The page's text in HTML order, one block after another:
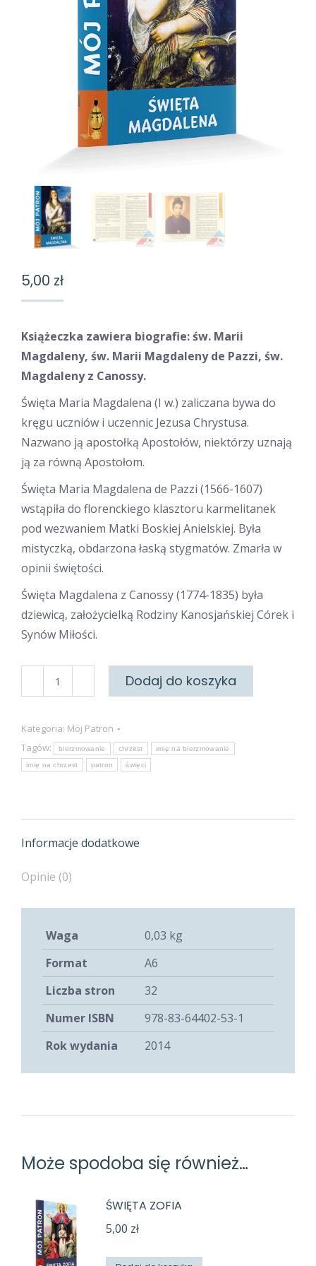
5,00 zł
Książeczka zawiera biografie: św. Marii
Magdaleny, św. Marii Magdaleny de Pazzi, św.
Magdaleny z Canossy.
Święta Maria Magdalena (I w.) zaliczana bywa do
kręgu uczniów i uczennic Jezusa Chrystusa.
Nazwano ją apostołką Apostołów, niektórzy uznają
ją za równą Apostołom.
Święta Maria Magdalena de Pazzi (1566-1607)
wstąpiła do florenckiego klasztoru karmelitanek
pod wezwaniem Matki Boskiej Anielskiej. Była
mistyczką, obdarzona łaską stygmatów. Zmarła w
opinii świętości.
Święta Magdalena z Canossy (1774-1835) była
dziewicą, założycielką Rodziny Kanosjańskiej Córek i
Synów Miłości.
Święta
Dodaj do koszyka
Kategoria: Mój Patron
Tagów:
bierzmowanie chrzest imię na bierzmowanie
imię na chrzest patron święci
Informacje dodatkowe
Opinie (0)
Waga
0,03 kg
Format
A6
Liczba stron
32
Numer ISBN
978-83-64402-53-1
Rok wydania
2014
Może spodoba się również…
ŚWIĘTA ZOFIA
5,00 zł